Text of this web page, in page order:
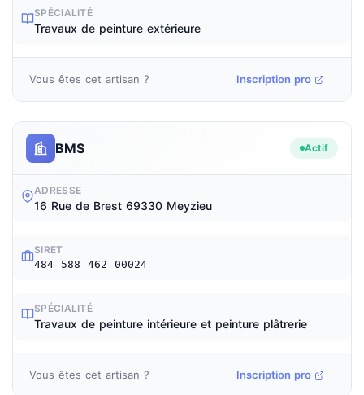
SPÉCIALITÉ
Travaux de peinture extérieure
Vous êtes cet artisan ? Inscription pro
BMS Actif
ADRESSE
16 Rue de Brest 69330 Meyzieu
SIRET
484 588 462 00024
SPÉCIALITÉ
Travaux de peinture intérieure et peinture plâtrerie
Vous êtes cet artisan ? Inscription pro